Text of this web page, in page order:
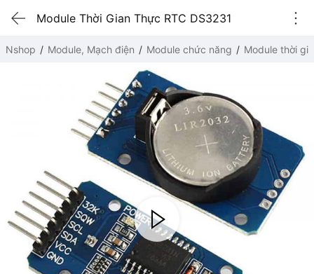
Module Thời Gian Thực RTC DS3231
Nshop Module, Mạch điện Module chức năng Module thời